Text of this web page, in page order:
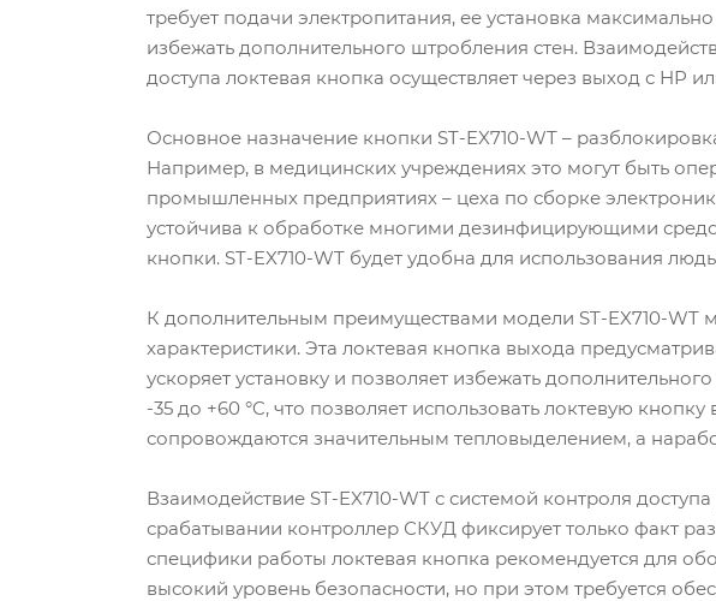
требует подачи электропитания, ее установка
избежать дополнительного штробления стен.
доступа локтевая кнопка осуществляет через выход с НР
Основное назначение кнопки ST-EX710-WT –
Например, в медицинских учреждениях это могут быть
промышленных предприятиях – цеха по сборке
устойчива к обработке многими дезинфицирующими
кнопки. ST-EX710-WT будет удобна для использования
К дополнительным преимуществами модели ST-EX710-WT
характеристики. Эта локтевая кнопка выхода
ускоряет установку и позволяет избежать
-35 до +60 °C, что позволяет использовать локтевую
сопровождаются значительным тепловыделением, а
Взаимодействие ST-EX710-WT с системой контроля
срабатывании контроллер СКУД фиксирует только факт
специфики работы локтевая кнопка рекомендуется для
высокий уровень безопасности, но при этом требуется